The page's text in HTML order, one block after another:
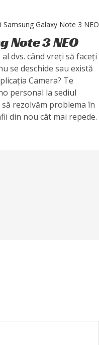
Samsung Galaxy Note 3 NEO
Note 3 NEO
dvs. când vreți să faceți
se deschide sau există
Camera? Te
personal la sediul
rezolvăm problema în
din nou cât mai repede.